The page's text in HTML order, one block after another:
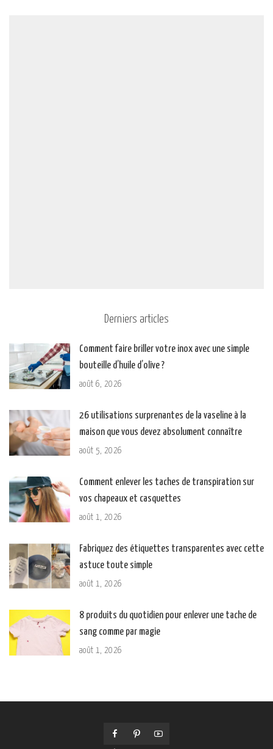
Derniers articles
Comment faire briller votre inox avec une simple
bouteille d’huile d’olive ?
août 6, 2026
26 utilisations surprenantes de la vaseline à la
maison que vous devez absolument connaître
août 5, 2026
Comment enlever les taches de transpiration sur
vos chapeaux et casquettes
août 1, 2026
Fabriquez des étiquettes transparentes avec cette
astuce toute simple
août 1, 2026
8 produits du quotidien pour enlever une tache de
sang comme par magie
août 1, 2026